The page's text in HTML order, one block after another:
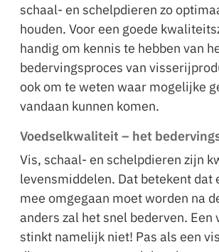
schaal- en schelpdieren zo
houden. Voor een goede
handig om kennis te hebben van
bedervingsproces van
ook om te weten waar mogelijke
vandaan kunnen komen.
Voedselkwaliteit – het
Vis, schaal- en schelpdieren zijn
levensmiddelen. Dat betekent dat
mee omgegaan moet worden na
anders zal het snel bederven. Een
stinkt namelijk niet! Pas als een